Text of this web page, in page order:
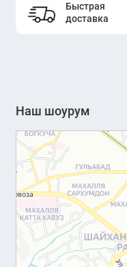
Быстрая
доставка
Наш шоурум